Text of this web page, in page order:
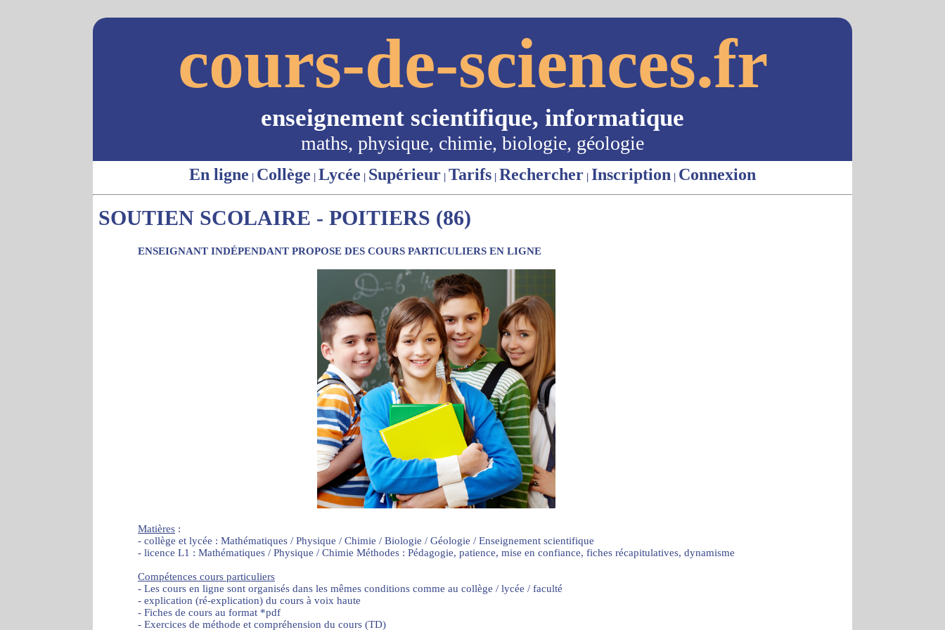
cours-de-sciences.fr
enseignement scientifique, informatique
maths, physique, chimie, biologie, géologie
En ligne | Collège | Lycée | Supérieur | Tarifs | Rechercher | Inscription | Connexion
SOUTIEN SCOLAIRE - POITIERS (86)
ENSEIGNANT INDÉPENDANT PROPOSE DES COURS PARTICULIERS EN LIGNE
Matières :
- collège et lycée : Mathématiques / Physique / Chimie / Biologie / Géologie / Enseignement scientifique
- licence L1 : Mathématiques / Physique / Chimie Méthodes : Pédagogie, patience, mise en confiance, fiches récapitulatives, dynamisme
Compétences cours particuliers
- Les cours en ligne sont organisés dans les mêmes conditions comme au collège / lycée / faculté
- explication (ré-explication) du cours à voix haute
- Fiches de cours au format *pdf
- Exercices de méthode et compréhension du cours (TD)